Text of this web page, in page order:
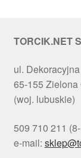
TORCIK.NET
ul.
65-155 Zielona
(woj. lubuskie)
509 710 211
e-mail: